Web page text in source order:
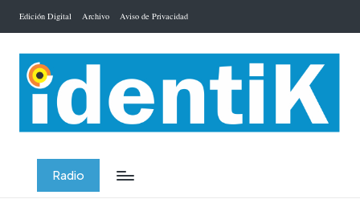
Saltar
contenido
Edición Digital Archivo Aviso de Privacidad
Radio